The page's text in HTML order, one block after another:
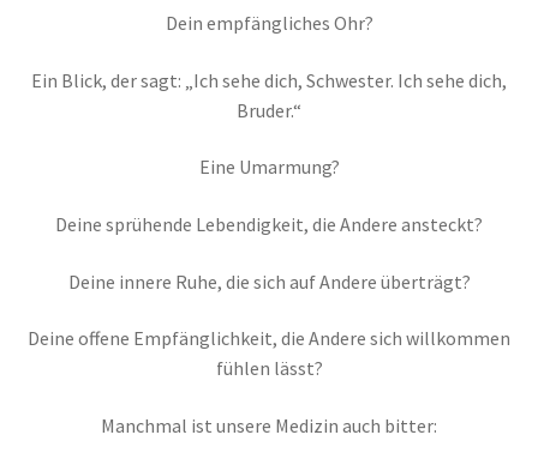
Dein empfängliches Ohr?
Ein Blick, der sagt: „Ich sehe dich, Schwester. Ich sehe dich,
Bruder.“
Eine Umarmung?
Deine sprühende Lebendigkeit, die Andere ansteckt?
Deine innere Ruhe, die sich auf Andere überträgt?
Deine offene Empfänglichkeit, die Andere sich willkommen
fühlen lässt?
Manchmal ist unsere Medizin auch bitter: